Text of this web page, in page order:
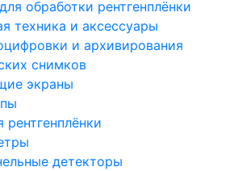
обработки рентгенплёнки
техника и аксессуары
и архивирования
снимков
экраны
рентгенплёнки
детекторы